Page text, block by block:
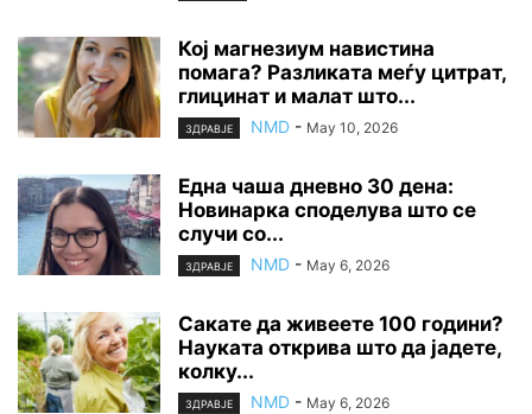
Кој магнезиум навистина
помага? Разликата меѓу цитрат,
глицинат и малат што...
ЗДРАВЈЕ NMD - May 10, 2026
Една чаша дневно 30 дена:
Новинарка споделува што се
случи со...
ЗДРАВЈЕ NMD - May 6, 2026
Сакате да живеете 100 години?
Науката открива што да јадете,
колку...
ЗДРАВЈЕ NMD - May 6, 2026